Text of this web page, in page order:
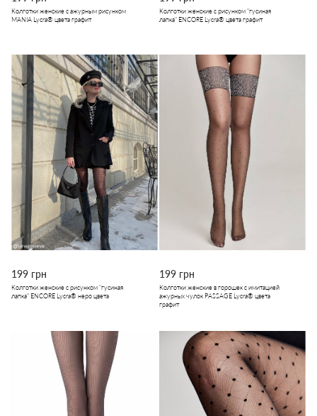
Колготки женские с ажурным рисунком
MANIA Lycra® цвета графит
Колготки женские с рисунком "гусиная
лапка" ENCORE Lycra® цвета графит
199 грн
Колготки женские с рисунком "гусиная
лапка" ENCORE Lycra® неро цвета
199 грн
Колготки женские в горошек с имитацией
ажурных чулок PASSAGE Lycra® цвета
графит